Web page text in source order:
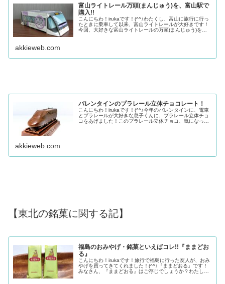
富山ライトレール万頭(まんじゅう)を、富山駅で
購入!!
こんにちわ！irukaです！(^^♪わたくし、富山に旅行に行っ
たときに乗車して以来、富山ライトレールが大好きです！
今回、大好きな富山ライトレールの万頭(まんじゅう)を見
akkieweb.com
バレンタインのプラレール立体チョコレート！
こんにちわ！irukaです！(^^♪今年のバレンタインに、電車
とプラレールが大好きな息子くんに、プラレール立体チョ
コをあげました！このプラレール立体チョコ、気になって
akkieweb.com
【東北の銘菓に関する記】
福島のおみやげ・銘菓といえばコレ!!『ままどお
る』
こんにちわ！irukaです！旅行で福島に行った友人が、おみ
やげを買ってきてくれました！(^^♪『ままどおる』です！
みなさん、『ままどおる』はご存じでしょうか？わたしの